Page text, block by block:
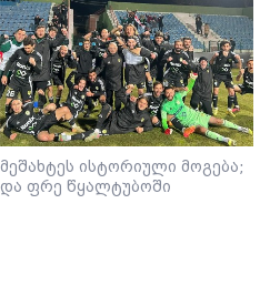
მეშახტეს ისტორიული მოგება;
და ფრე წყალტუბოში